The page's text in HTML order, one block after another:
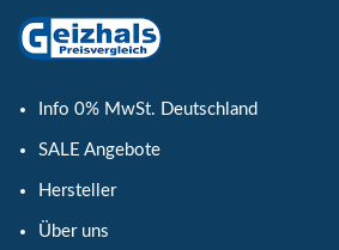
Info 0% MwSt. Deutschland
SALE Angebote
Hersteller
Über uns